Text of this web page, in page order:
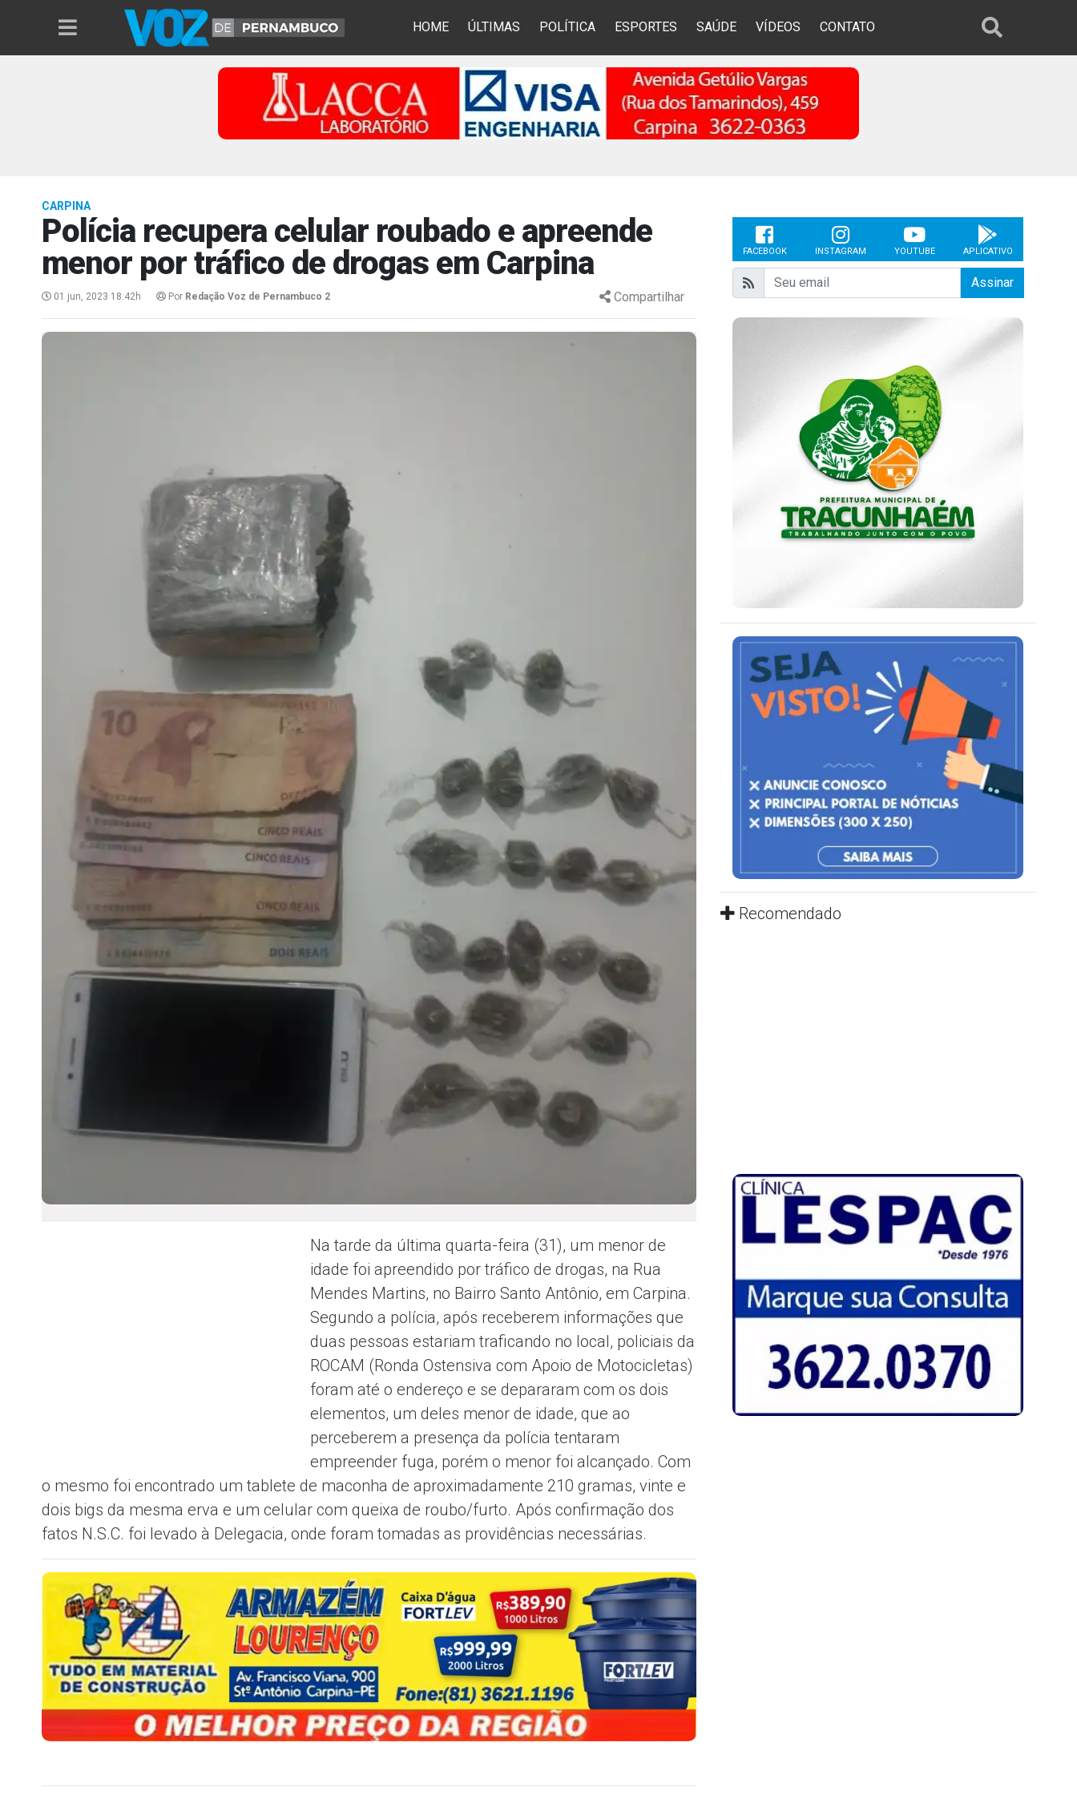
HOME ÚLTIMAS POLÍTICA ESPORTES SAÚDE VÍDEOS CONTATO
CARPINA
Polícia recupera celular roubado e apreende
menor por tráfico de drogas em Carpina
01 jun, 2023 18:42h Por Redação Voz de Pernambuco 2 Compartilhar
Na tarde da última quarta-feira (31), um menor de
idade foi apreendido por tráfico de drogas, na Rua
Mendes Martins, no Bairro Santo Antônio, em Carpina.
Segundo a polícia, após receberem informações que
duas pessoas estariam traficando no local, policiais da
ROCAM (Ronda Ostensiva com Apoio de Motocicletas)
foram até o endereço e se depararam com os dois
elementos, um deles menor de idade, que ao
perceberem a presença da polícia tentaram
empreender fuga, porém o menor foi alcançado. Com
o mesmo foi encontrado um tablete de maconha de aproximadamente 210 gramas, vinte e
dois bigs da mesma erva e um celular com queixa de roubo/furto. Após confirmação dos
fatos N.S.C. foi levado à Delegacia, onde foram tomadas as providências necessárias.
FACEBOOK INSTAGRAM YOUTUBE APLICATIVO
Assinar
Recomendado